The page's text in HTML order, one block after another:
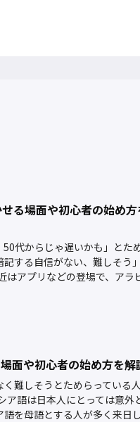
る場面や初心者の始め方
50代からじゃ遅いかも」とた
する自信がない、難しそう
はアプリなどの登場で、アラ
面や初心者の始め方を解
難しそうとためらっている
ア語は日本人にとっては意外
を母語とする人が多く来日